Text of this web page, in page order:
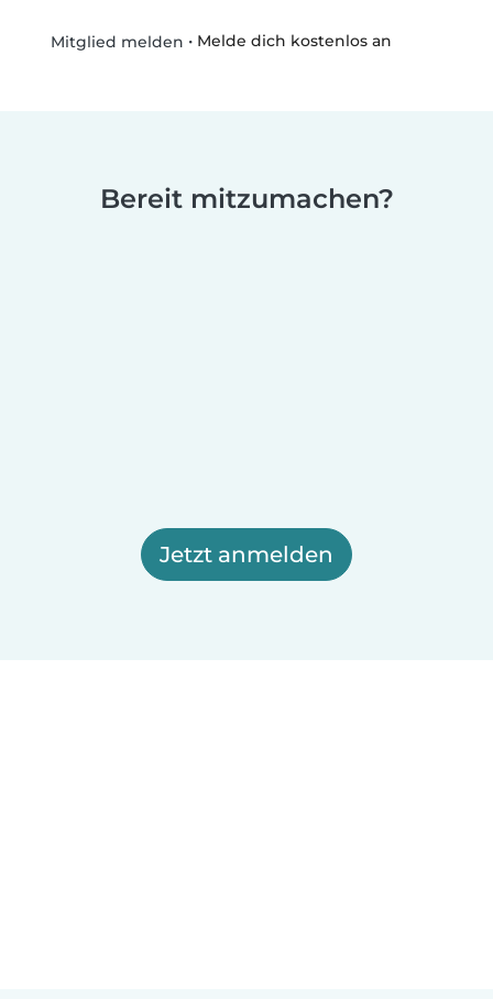
Mitglied melden • Melde dich kostenlos an
Bereit mitzumachen?
Jetzt anmelden